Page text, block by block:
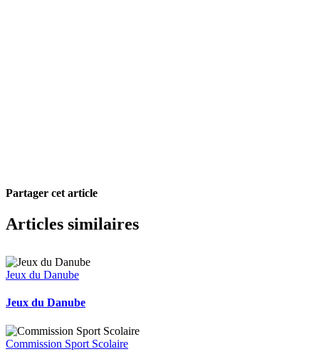
Partager cet article
Facebook
X
Pinterest
Courriel
Articles similaires
Jeux du Danube
Jeux du Danube
Commission Sport Scolaire